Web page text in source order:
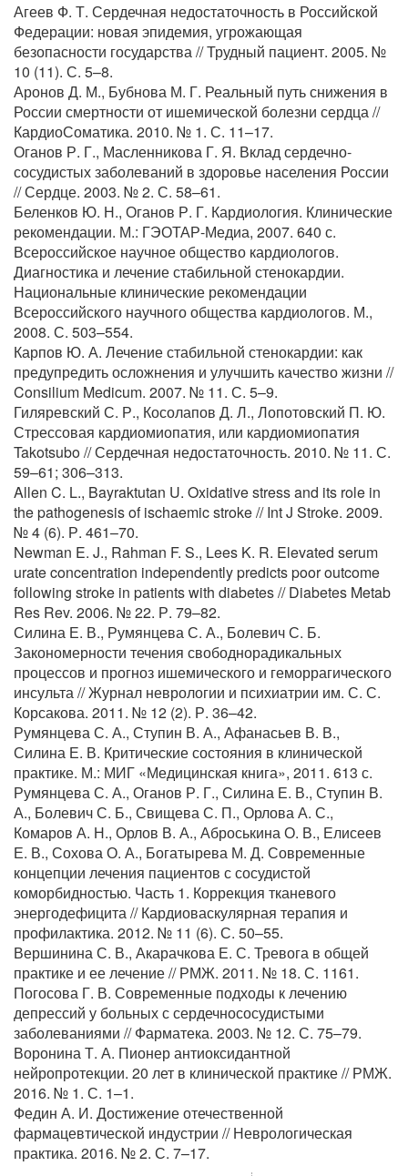
Агеев Ф. Т. Сердечная недостаточность в Российской
Федерации: новая эпидемия, угрожающая
безопасности государства // Трудный пациент. 2005. №
10 (11). С. 5–8.
Аронов Д. М., Бубнова М. Г. Реальный путь снижения в
России смертности от ишемической болезни сердца //
КардиоСоматика. 2010. № 1. С. 11–17.
Оганов Р. Г., Масленникова Г. Я. Вклад сердечно-
сосудистых заболеваний в здоровье населения России
// Сердце. 2003. № 2. С. 58–61.
Беленков Ю. Н., Оганов Р. Г. Кардиология. Клинические
рекомендации. М.: ГЭОТАР-Медиа, 2007. 640 с.
Всероссийское научное общество кардиологов.
Диагностика и лечение стабильной стенокардии.
Национальные клинические рекомендации
Всероссийского научного общества кардиологов. М.,
2008. С. 503–554.
Карпов Ю. А. Лечение стабильной стенокардии: как
предупредить осложнения и улучшить качество жизни //
Consilium Medicum. 2007. № 11. С. 5–9.
Гиляревский С. Р., Косолапов Д. Л., Лопотовский П. Ю.
Стрессовая кардиомиопатия, или кардиомиопатия
Takotsubo // Сердечная недостаточность. 2010. № 11. С.
59–61; 306–313.
Allen C. L., Bayraktutan U. Oxidative stress and its role in
the pathogenesis of ischaemic stroke // Int J Stroke. 2009.
№ 4 (6). Р. 461–70.
Newman E. J., Rahman F. S., Lees K. R. Elevated serum
urate concentration independently predicts poor outcome
following stroke in patients with diabetes // Diabetes Metab
Res Rev. 2006. № 22. Р. 79–82.
Силина Е. В., Румянцева С. А., Болевич С. Б.
Закономерности течения свободнорадикальных
процессов и прогноз ишемического и геморрагического
инсульта // Журнал неврологии и психиатрии им. С. С.
Корсакова. 2011. № 12 (2). Р. 36–42.
Румянцева С. А., Ступин В. А., Афанасьев В. В.,
Силина Е. В. Критические состояния в клинической
практике. М.: МИГ «Медицинская книга», 2011. 613 с.
Румянцева С. А., Оганов Р. Г., Силина Е. В., Ступин В.
А., Болевич С. Б., Свищева С. П., Орлова А. С.,
Комаров А. Н., Орлов В. А., Аброськина О. В., Елисеев
Е. В., Сохова О. А., Богатырева М. Д. Современные
концепции лечения пациентов с сосудистой
коморбидностью. Часть 1. Коррекция тканевого
энергодефицита // Кардиоваскулярная терапия и
профилактика. 2012. № 11 (6). С. 50–55.
Вершинина С. В., Акарачкова Е. С. Тревога в общей
практике и ее лечение // РМЖ. 2011. № 18. С. 1161.
Погосова Г. В. Современные подходы к лечению
депрессий у больных с сердечнососудистыми
заболеваниями // Фарматека. 2003. № 12. С. 75–79.
Воронина Т. А. Пионер антиоксидантной
нейропротекции. 20 лет в клинической практике // РМЖ.
2016. № 1. С. 1–1.
Федин А. И. Достижение отечественной
фармацевтической индустрии // Неврологическая
практика. 2016. № 2. С. 7–17.